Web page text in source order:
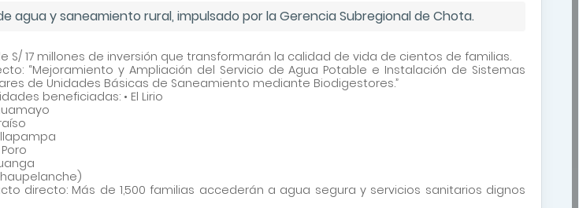
agua y saneamiento rural, impulsado por la Gerencia Subregional de Chota.
S/ 17 millones de inversión que transformarán la calidad de vida de cientos de familias.
“Mejoramiento y Ampliación del Servicio de Agua Potable e Instalación de Sistemas
de Unidades Básicas de Saneamiento mediante Biodigestores.”
beneficiadas: • El Lirio
directo: Más de 1,500 familias accederán a agua segura y servicios sanitarios dignos